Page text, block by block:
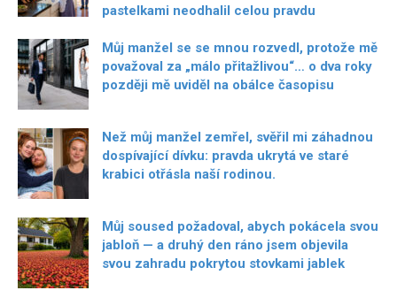
pastelkami neodhalil celou pravdu
Můj manžel se se mnou rozvedl, protože mě
považoval za „málo přitažlivou“… o dva roky
později mě uviděl na obálce časopisu
Než můj manžel zemřel, svěřil mi záhadnou
dospívající dívku: pravda ukrytá ve staré
krabici otřásla naší rodinou.
Můj soused požadoval, abych pokácela svou
jabloň — a druhý den ráno jsem objevila
svou zahradu pokrytou stovkami jablek